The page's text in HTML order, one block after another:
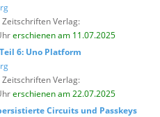
Zeitschriften Verlag:
erschienen am 11.07.2025
6: Uno Platform
Zeitschriften Verlag:
erschienen am 22.07.2025
Circuits und Passkeys